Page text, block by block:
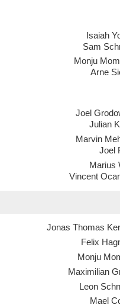
Isaiah
Sam
Monju
Arne
Joel
Julian
Marvin
Joel
Marius
Vincent
Jonas Thomas
Felix
Monju
Maximilian
Leon
Mael